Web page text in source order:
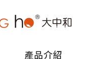
產品介紹